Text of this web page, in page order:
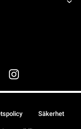
Säkerhet